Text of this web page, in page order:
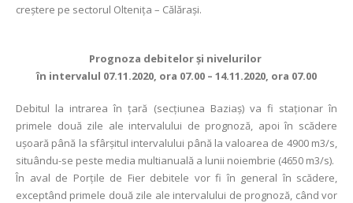
creștere pe sectorul Oltenița – Călărași.
Prognoza debitelor şi nivelurilor
în intervalul 07.11.2020, ora 07.00 – 14.11.2020, ora 07.00
Debitul la intrarea în ţară (secţiunea Baziaş) va fi staționar în
primele două zile ale intervalului de prognoză, apoi în scădere
ușoară până la sfârșitul intervalului până la valoarea de 4900 m3/s,
situându-se peste media multianuală a lunii noiembrie (4650 m3/s).
În aval de Porţile de Fier debitele vor fi în general în scădere,
exceptând primele două zile ale intervalului de prognoză, când vor